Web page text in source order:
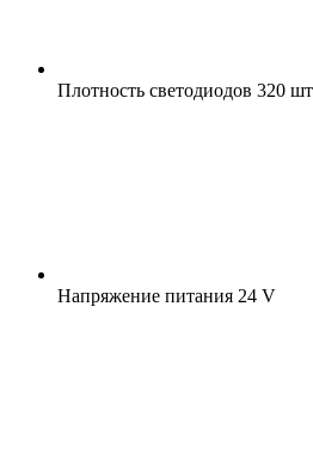
Плотность светодиодов 320
Напряжение питания 24 V